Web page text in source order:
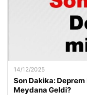
14/12/2025
Son Dakika: Deprem
Meydana Geldi?